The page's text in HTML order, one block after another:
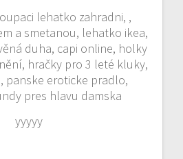
lehatko zahradni, ,
a smetanou, lehatko ikea,
duha, capi online, holky
hračky pro 3 leté kluky,
panske eroticke pradlo,
pres hlavu damska
yyyyy